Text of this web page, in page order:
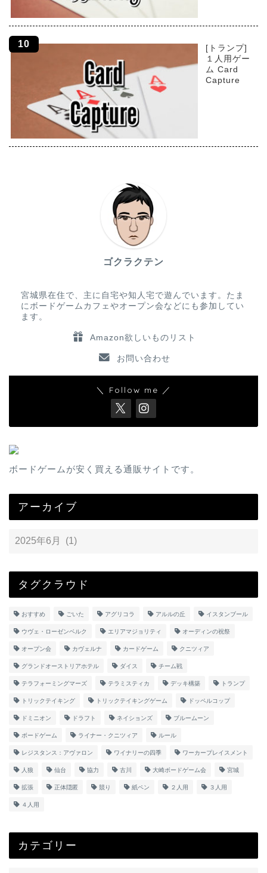
[トランプ]
１人用ゲー
ム Card
Capture
ゴクラクテン
宮城県在住で、主に自宅や知人宅で遊んでいます。たま
にボードゲームカフェやオープン会などにも参加してい
ます。
Amazon欲しいものリスト
お問い合わせ
＼ Follow me ／
ボードゲームが安く買える通販サイトです。
アーカイブ
タグクラウド
おすすめ ごいた アグリコラ アルルの丘 イスタンブール
ウヴェ・ローゼンベルク エリアマジョリティ オーディンの祝祭
オープン会 カヴェルナ カードゲーム クニツィア
グランドオーストリアホテル ダイス チーム戦
テラフォーミングマーズ テラミスティカ デッキ構築 トランプ
トリックテイキング トリックテイキングゲーム ドッペルコップ
ドミニオン ドラフト ネイションズ ブルームーン
ボードゲーム ライナー・クニツィア ルール
レジスタンス：アヴァロン ワイナリーの四季 ワーカープレイスメント
人狼 仙台 協力 古川 大崎ボードゲーム会 宮城
拡張 正体隠匿 競り 紙ペン ２人用 ３人用
４人用
カテゴリー